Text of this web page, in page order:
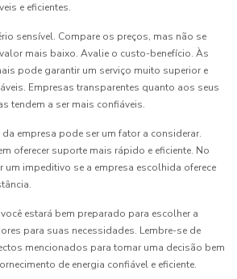
e eficientes.
sensível. Compare os preços, mas não se
mais baixo. Avalie o custo-benefício. Às
pode garantir um serviço muito superior e
Empresas transparentes quanto aos seus
tendem a ser mais confiáveis.
empresa pode ser um fator a considerar.
oferecer suporte mais rápido e eficiente. No
um impeditivo se a empresa escolhida oferece
estará bem preparado para escolher a
para suas necessidades. Lembre-se de
mencionados para tomar uma decisão bem
de energia confiável e eficiente.